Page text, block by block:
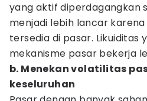
yang aktif diperdagangkan
menjadi lebih lancar
tersedia di pasar. Likuiditas
mekanisme pasar bekerja
b. Menekan volatilitas
keseluruhan